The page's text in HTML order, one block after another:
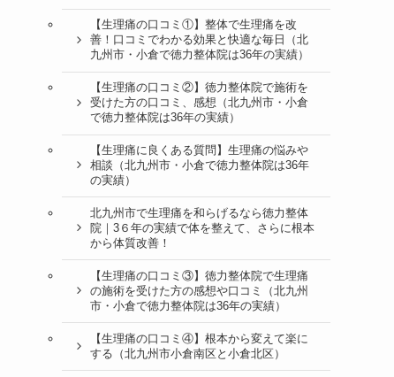
【生理痛の口コミ①】整体で生理痛を改
善！口コミでわかる効果と快適な毎日（北
九州市・小倉で徳力整体院は36年の実績）
【生理痛の口コミ②】徳力整体院で施術を
受けた方の口コミ、感想（北九州市・小倉
で徳力整体院は36年の実績）
【生理痛に良くある質問】生理痛の悩みや
相談（北九州市・小倉で徳力整体院は36年
の実績）
北九州市で生理痛を和らげるなら徳力整体
院｜3６年の実績で体を整えて、さらに根本
から体質改善！
【生理痛の口コミ③】徳力整体院で生理痛
の施術を受けた方の感想や口コミ（北九州
市・小倉で徳力整体院は36年の実績）
【生理痛の口コミ④】根本から変えて楽に
する（北九州市小倉南区と小倉北区）